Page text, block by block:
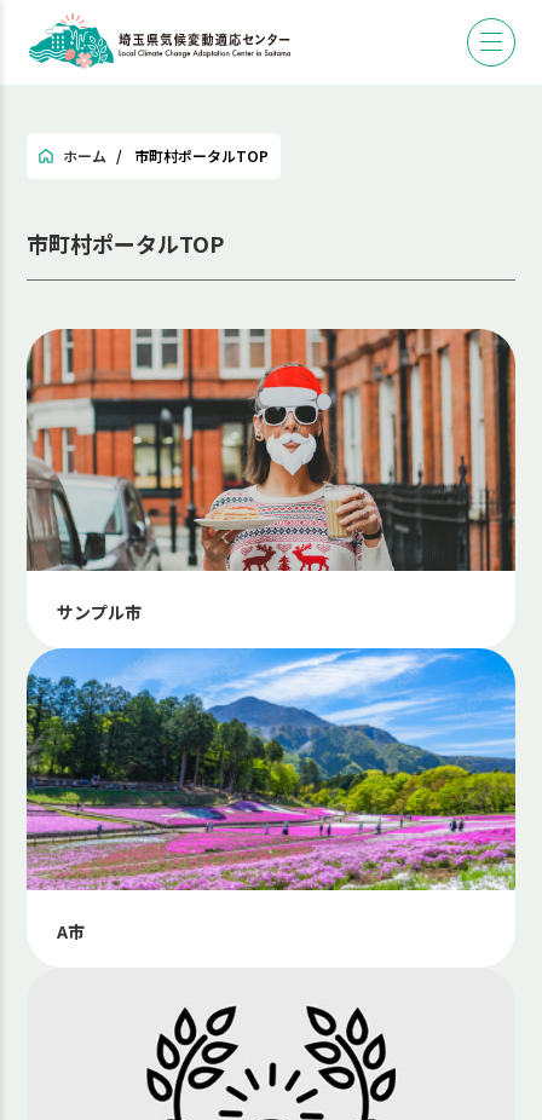
ホーム 市町村ポータルTOP
市町村ポータルTOP
サンプル市
A市